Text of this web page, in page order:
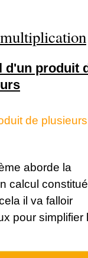
d'un produit
de plusieurs
aborde la
calcul constitué
il va falloir
pour simplifier